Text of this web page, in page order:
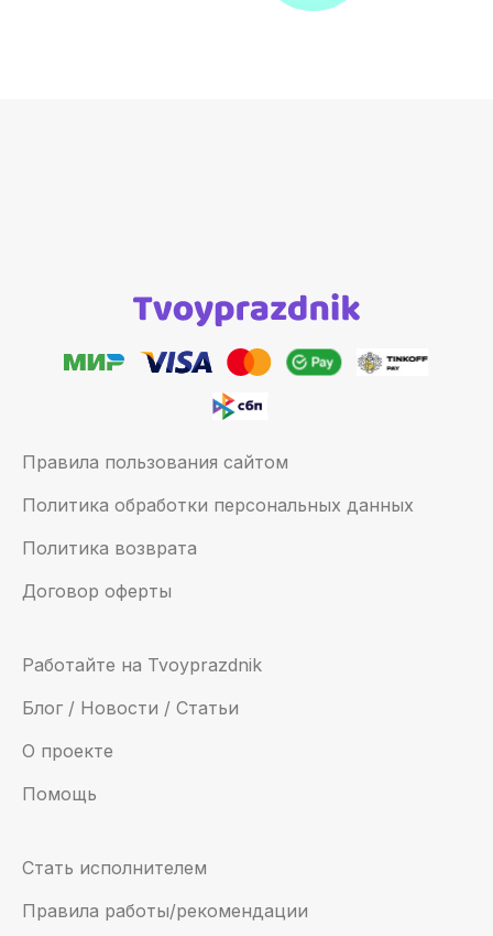
Правила пользования сайтом
Политика обработки персональных данных
Политика возврата
Договор оферты
Работайте на Tvoyprazdnik
Блог / Новости / Статьи
О проекте
Помощь
Стать исполнителем
Правила работы/рекомендации